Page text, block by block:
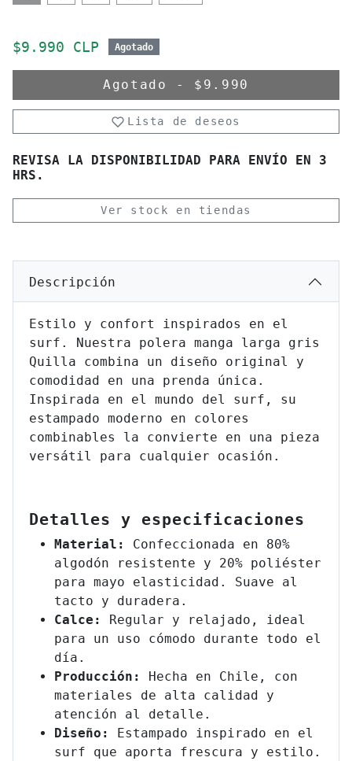
Precio de oferta
$9.990 CLP Agotado
Agotado - $9.990
Lista de deseos
REVISA LA DISPONIBILIDAD PARA ENVÍO EN 3
HRS.
Ver stock en tiendas
Descripción
Estilo y confort inspirados en el
surf. Nuestra polera manga larga gris
Quilla combina un diseño original y
comodidad en una prenda única.
Inspirada en el mundo del surf, su
estampado moderno en colores
combinables la convierte en una pieza
versátil para cualquier ocasión.
Detalles y especificaciones
Material:
Confeccionada en 80%
algodón resistente y 20% poliéster
para mayo elasticidad. Suave al
tacto y duradera.
Calce: Regular y relajado, ideal
para un uso cómodo durante todo el
día.
Producción:
Hecha en Chile, con
materiales de alta calidad y
atención al detalle.
Diseño: Estampado inspirado en el
surf que aporta frescura y estilo.